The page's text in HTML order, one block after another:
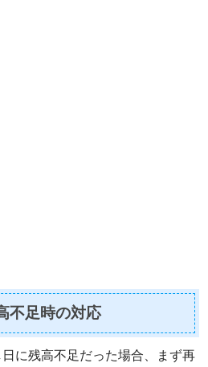
不足時の対応
に残高不足だった場合、まず再